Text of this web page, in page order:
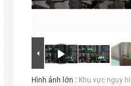
Hình ảnh lớn : Khu vực nguy